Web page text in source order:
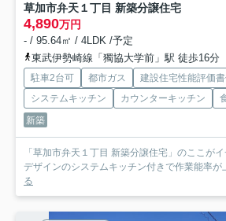
草加市弁天１丁目 新築分譲住宅
4,890万円
- / 95.64㎡ / 4LDK /予定
東武伊勢崎線「獨協大学前」駅 徒歩16分
駐車2台可 都市ガス
建設住宅性能評価
システムキッチン
カウンターキッチン
新築
「草加市弁天１丁目 新築分譲住宅」のここが
デザインのシステムキッチン付きで作業能率が
る